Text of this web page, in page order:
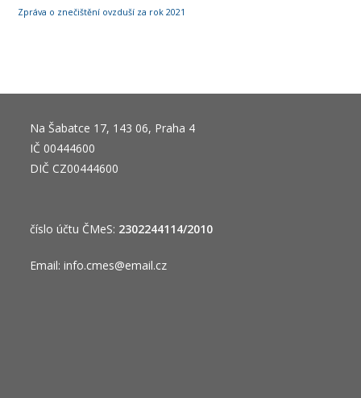
Zpráva o znečištění ovzduší za rok 2021
Na Šabatce 17, 143 06, Praha 4
IČ 00444600
DIČ CZ00444600
číslo účtu ČMeS: 2302244114/2010
Email:info.cmes@email.cz